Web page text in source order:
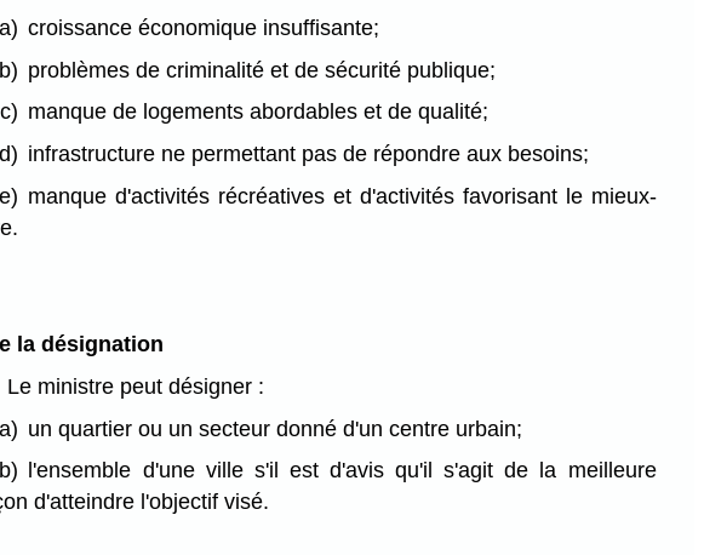
a) croissance économique insuffisante;
b) problèmes de criminalité et de sécurité publique;
c) manque de logements abordables et de qualité;
d) infrastructure ne permettant pas de répondre aux besoins;
e) manque d'activités récréatives et d'activités favorisant le mieux-
la désignation
Le ministre peut désigner :
a) un quartier ou un secteur donné d'un centre urbain;
b)
l'ensemble d'une ville s'il est d'avis qu'il s'agit de la meilleure
d'atteindre l'objectif visé.